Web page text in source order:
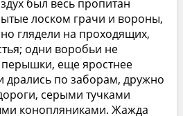
был весь пропитан
лоском грачи и вороны,
глядели на проходящих,
одни воробьи не
еще яростнее
дрались по заборам, дружно
серыми тучками
конопляниками. Жажда